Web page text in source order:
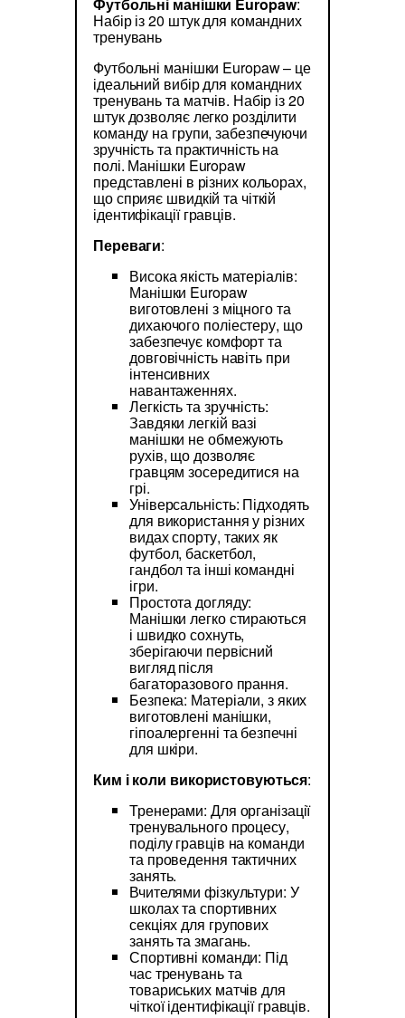
Футбольні манішки Europaw:
Набір із 20 штук для командних
тренувань
Футбольні манішки Europaw – це
ідеальний вибір для командних
тренувань та матчів. Набір із 20
штук дозволяє легко розділити
команду на групи, забезпечуючи
зручність та практичність на
полі. Манішки Europaw
представлені в різних кольорах,
що сприяє швидкій та чіткій
ідентифікації гравців.
Переваги:
Висока якість матеріалів:
Манішки Europaw
виготовлені з міцного та
дихаючого поліестеру, що
забезпечує комфорт та
довговічність навіть при
інтенсивних
навантаженнях.
Легкість та зручність:
Завдяки легкій вазі
манішки не обмежують
рухів, що дозволяє
гравцям зосередитися на
грі.
Універсальність: Підходять
для використання у різних
видах спорту, таких як
футбол, баскетбол,
гандбол та інші командні
ігри.
Простота догляду:
Манішки легко стираються
і швидко сохнуть,
зберігаючи первісний
вигляд після
багаторазового прання.
Безпека: Матеріали, з яких
виготовлені манішки,
гіпоалергенні та безпечні
для шкіри.
Ким і коли використовуються:
Тренерами: Для організації
тренувального процесу,
поділу гравців на команди
та проведення тактичних
занять.
Вчителями фізкультури: У
школах та спортивних
секціях для групових
занять та змагань.
Спортивні команди: Під
час тренувань та
товариських матчів для
чіткої ідентифікації гравців.